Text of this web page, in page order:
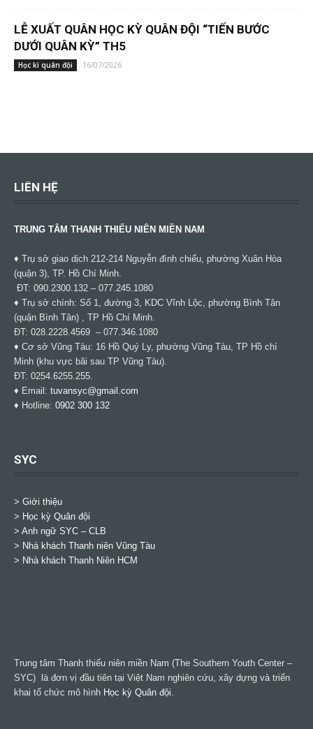
LỄ XUẤT QUÂN HỌC KỲ QUÂN ĐỘI “TIẾN BƯỚC
DƯỚI QUÂN KỲ” TH5
Học kì quân đội 16/07/2026
LIÊN HỆ
TRUNG TÂM THANH THIẾU NIÊN MIỀN NAM
♦ Trụ sở giao dịch 212-214 Nguyễn đình chiểu, phường Xuân Hòa
(quận 3), TP. Hồ Chí Minh.
ĐT: 090.2300.132 – 077.245.1080
♦ Trụ sở chính: Số 1, đường 3, KDC Vĩnh Lộc, phường Bình Tân
(quận Bình Tân) , TP Hồ Chí Minh.
ĐT: 028.2228.4569 – 077.346.1080
♦ Cơ sở Vũng Tàu: 16 Hồ Quý Ly, phường Vũng Tàu, TP Hồ chí
Minh (khu vực bãi sau TP Vũng Tàu).
ĐT: 0254.6255.255.
♦ Email: tuvansyc@gmail.com
♦ Hotline: 0902 300 132
SYC
> Giới thiệu
> Học kỳ Quân đội
> Anh ngữ SYC – CLB
> Nhà khách Thanh niên Vũng Tàu
> Nhà khách Thanh Niên HCM
Trung tâm Thanh thiếu niên miền Nam (The Southern Youth Center –
SYC) là đơn vị đầu tiên tại Việt Nam nghiên cứu, xây dựng và triển
khai tổ chức mô hình Học kỳ Quân đội.